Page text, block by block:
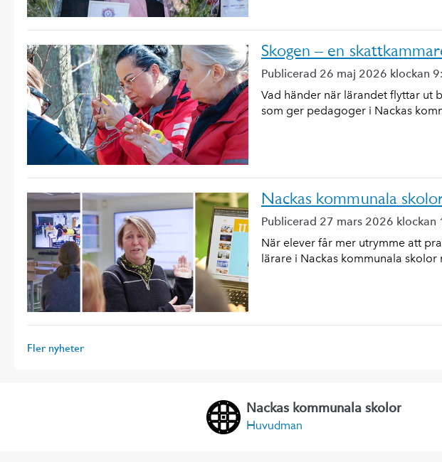
Skogen – en
Publicerad 26 maj 2026 klockan
Vad händer när lärandet flyttar ut
som ger pedagoger i Nackas
Nackas kommunala
Publicerad 27 mars 2026 klockan
När elever får mer utrymme att
lärare i Nackas kommunala
Fler nyheter
Nackas kommunala skolor
Huvudman